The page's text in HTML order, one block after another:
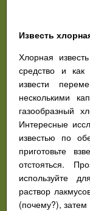
Известь
Хлорная
средство и
извести
несколькими
газообразный
Интересные
известью по
приготовьте
отстояться.
используйте
раствор
(почему?),